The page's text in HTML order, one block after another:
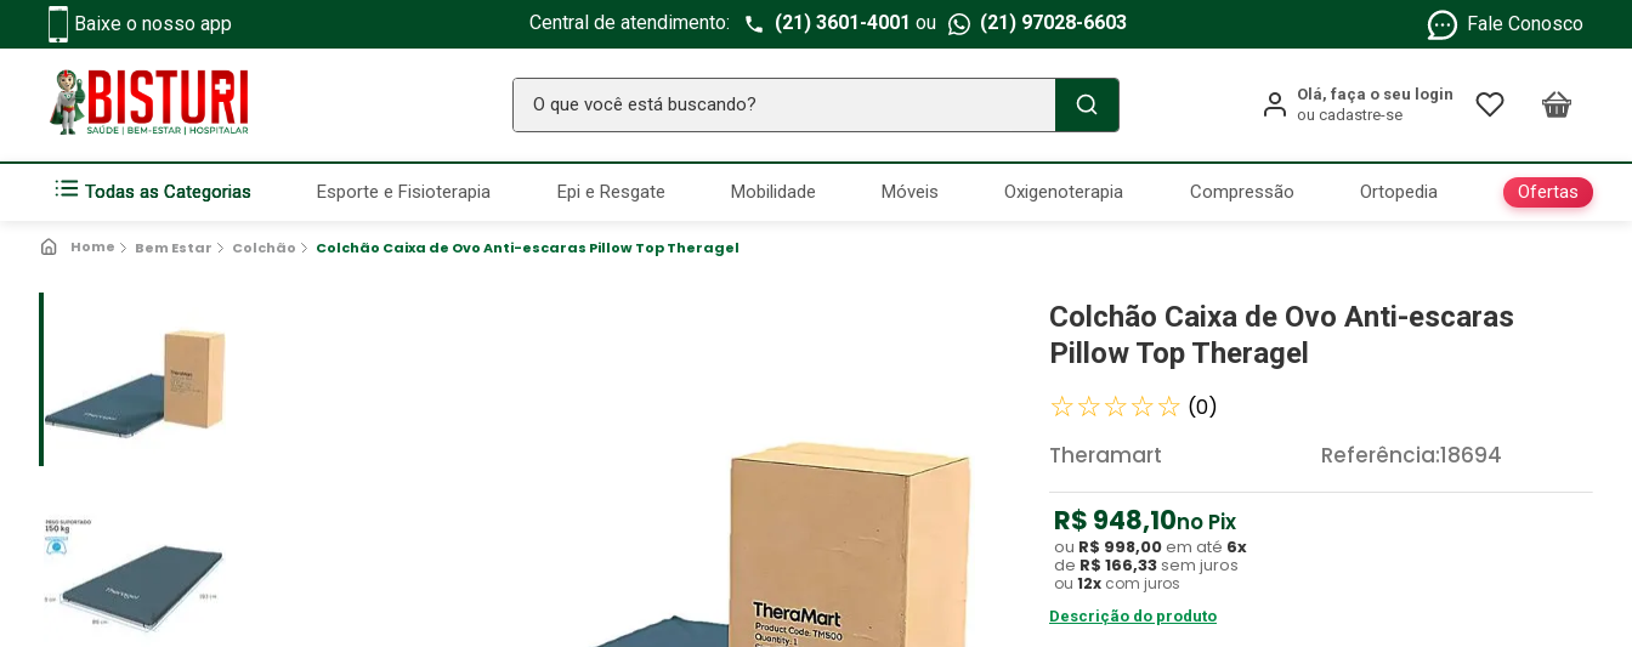
Baixe o nosso app Central de atendimento: (21) 3601-4001 ou (21) 97028-6603 Fale Conosco
O que você está buscando?
Todas as Categorias Esporte e Fisioterapia Epi e Resgate Mobilidade Móveis Oxigenoterapia Compressão Ortopedia Ofertas
Bem Estar Colchão Colchão Caixa de Ovo Anti-escaras Pillow Top Theragel
Colchão Caixa de Ovo Anti-escaras
Pillow Top Theragel
☆☆☆☆☆ (0)
Theramart Referência:18694
R$ 948,10no Pix
ou R$ 998,00em até 6x
de R$ 166,33 sem juros
ou 12x com juros
Descrição do produto
TERMOS MAIS BUSCADOS
Seringa Insulina
2º Fralda Geriatrica